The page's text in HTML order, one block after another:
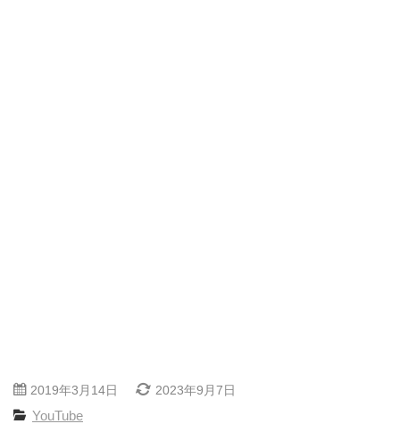
2019年3月14日 2023年9月7日
YouTube